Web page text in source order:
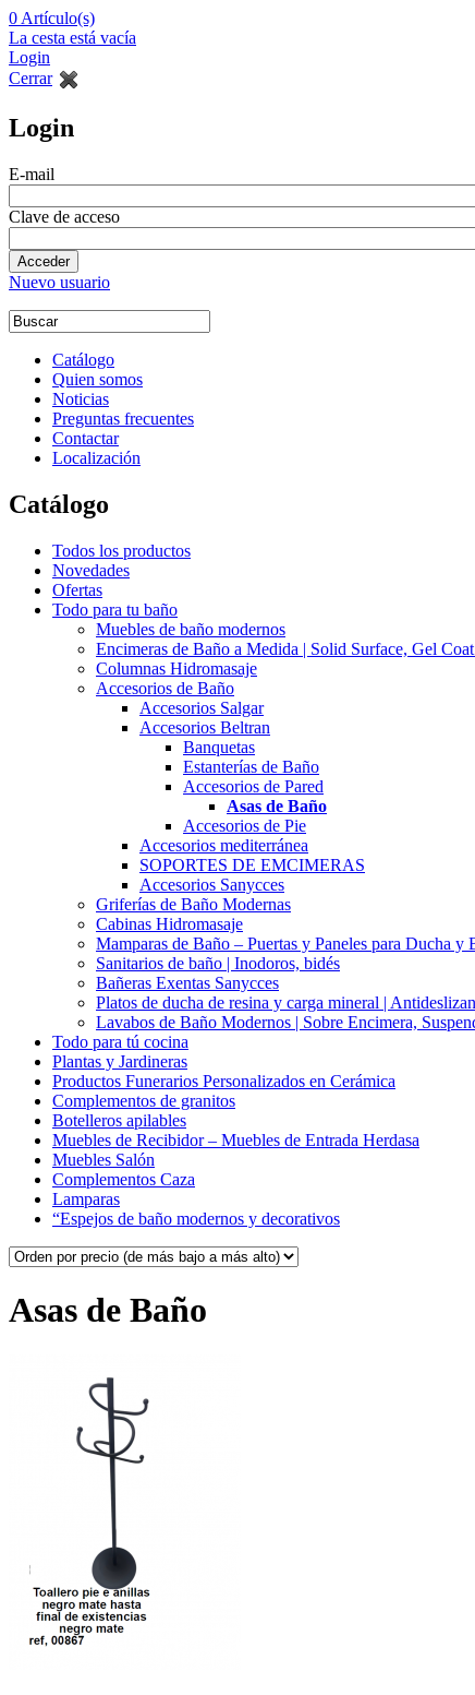
0 Artículo(s)
La cesta está vacía
Login
Cerrar
Login
E-mail
Clave de acceso
Nuevo usuario
Catálogo
Quien somos
Noticias
Preguntas frecuentes
Contactar
Localización
Catálogo
Todos los productos
Novedades
Ofertas
Todo para tu baño
Muebles de baño modernos
Encimeras de Baño a Medida | Solid Surface, Gel
Columnas Hidromasaje
Accesorios de Baño
Accesorios Salgar
Accesorios Beltran
Banquetas
Estanterías de Baño
Accesorios de Pared
Asas de Baño
Accesorios de Pie
Accesorios mediterránea
SOPORTES DE EMCIMERAS
Accesorios Sanycces
Griferías de Baño Modernas
Cabinas Hidromasaje
Mamparas de Baño – Puertas y Paneles para Ducha y
Sanitarios de baño | Inodoros, bidés
Bañeras Exentas Sanycces
Platos de ducha de resina y carga mineral |
Lavabos de Baño Modernos | Sobre Encimera,
Todo para tú cocina
Plantas y Jardineras
Productos Funerarios Personalizados en Cerámica
Complementos de granitos
Botelleros apilables
Muebles de Recibidor – Muebles de Entrada Herdasa
Muebles Salón
Complementos Caza
Lamparas
“Espejos de baño modernos y decorativos
Asas de Baño